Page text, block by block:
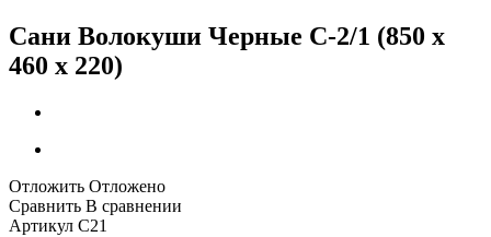
Сани Волокуши Черные С-2/1 (850 х
460 х 220)
Отложить Отложено
Сравнить В сравнении
Артикул С21